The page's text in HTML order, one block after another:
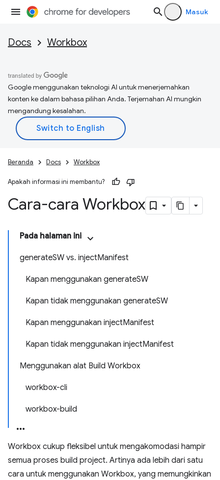
Masuk
Docs Workbox
Google menggunakan teknologi AI untuk menerjemahkan
konten ke dalam bahasa pilihan Anda. Terjemahan AI mungkin
mengandung kesalahan.
Beranda Docs Workbox
Apakah informasi ini membantu?
Cara-cara Workbox
Pada halaman ini
generateSW vs. injectManifest
Kapan menggunakan generateSW
Kapan tidak menggunakan generateSW
Kapan menggunakan injectManifest
Kapan tidak menggunakan injectManifest
Menggunakan alat Build Workbox
workbox-cli
workbox-build
Workbox cukup fleksibel untuk mengakomodasi hampir
semua proses build project. Artinya ada lebih dari satu
cara untuk menggunakan Workbox, yang memungkinkan